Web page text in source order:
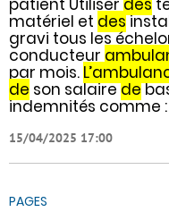
patient Utiliser des
matériel et des
gravi tous les
conducteur
par mois.
de son salairede
indemnités comme :
15/04/2025 17:00
PAGES